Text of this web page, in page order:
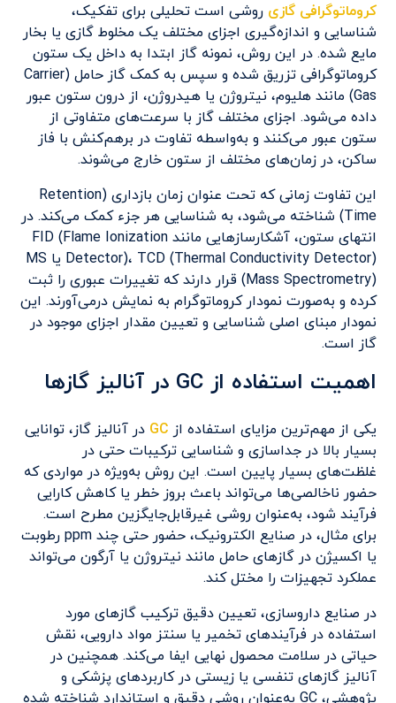
کروماتوگرافی گازیروشی است تحلیلی برای تفکیک،
شناسایی و اندازه‌گیری اجزای مختلف یک مخلوط گازی یا بخار
مایع شده. در این روش، نمونه گاز ابتدا به داخل یک ستون
کروماتوگرافی تزریق شده و سپس به کمک گاز حامل (Carrier
Gas) مانند هلیوم، نیتروژن یا هیدروژن، از درون ستون عبور
داده می‌شود. اجزای مختلف گاز با سرعت‌های متفاوتی از
ستون عبور می‌کنند و به‌واسطه تفاوت در برهم‌کنش با فاز
ساکن، در زمان‌های مختلف از ستون خارج می‌شوند.
این تفاوت زمانی که تحت عنوان زمان بازداری (Retention
Time) شناخته می‌شود، به شناسایی هر جزء کمک می‌کند. در
انتهای ستون، آشکارسازهایی مانند FID (Flame Ionization
Detector)، TCD (Thermal Conductivity Detector) یا MS
(Mass Spectrometry) قرار دارند که تغییرات عبوری را ثبت
کرده و به‌صورت نمودار کروماتوگرام به نمایش درمی‌آورند. این
نمودار مبنای اصلی شناسایی و تعیین مقدار اجزای موجود در
گاز است.
اهمیت استفاده از GC در آنالیز گازها
یکی از مهم‌ترین مزایای استفاده از
در آنالیز گاز، توانایی
بسیار بالا در جداسازی و شناسایی ترکیبات حتی در
غلظت‌های بسیار پایین است. این روش به‌ویژه در مواردی که
حضور ناخالصی‌ها می‌تواند باعث بروز خطر یا کاهش کارایی
فرآیند شود، به‌عنوان روشی غیرقابل‌جایگزین مطرح است.
برای مثال، در صنایع الکترونیک، حضور حتی چند ppm رطوبت
یا اکسیژن در گازهای حامل مانند نیتروژن یا آرگون می‌تواند
عملکرد تجهیزات را مختل کند.
در صنایع داروسازی، تعیین دقیق ترکیب گازهای مورد
استفاده در فرآیندهای تخمیر یا سنتز مواد دارویی، نقش
حیاتی در سلامت محصول نهایی ایفا می‌کند. همچنین در
آنالیز گازهای تنفسی یا زیستی در کاربردهای پزشکی و
پژوهشی، GC به‌عنوان روشی دقیق و استاندارد شناخته شده